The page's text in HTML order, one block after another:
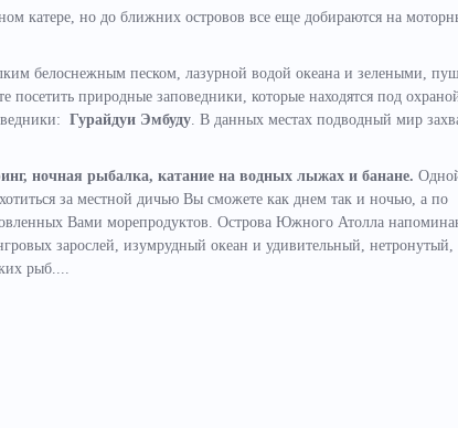
катере, но до ближних островов все еще добираются на
белоснежным песком, лазурной водой океана и зелеными,
природные заповедники, которые находятся под
Гурайдуи Эмбуду. В данных местах подводный мир
ночная рыбалка, катание на водных лыжах и банане.
за местной дичью Вы сможете как днем так и ночью, а по
Вами морепродуктов. Острова Южного Атолла
зарослей, изумрудный океан и удивительный, нетронутый,
рыб....